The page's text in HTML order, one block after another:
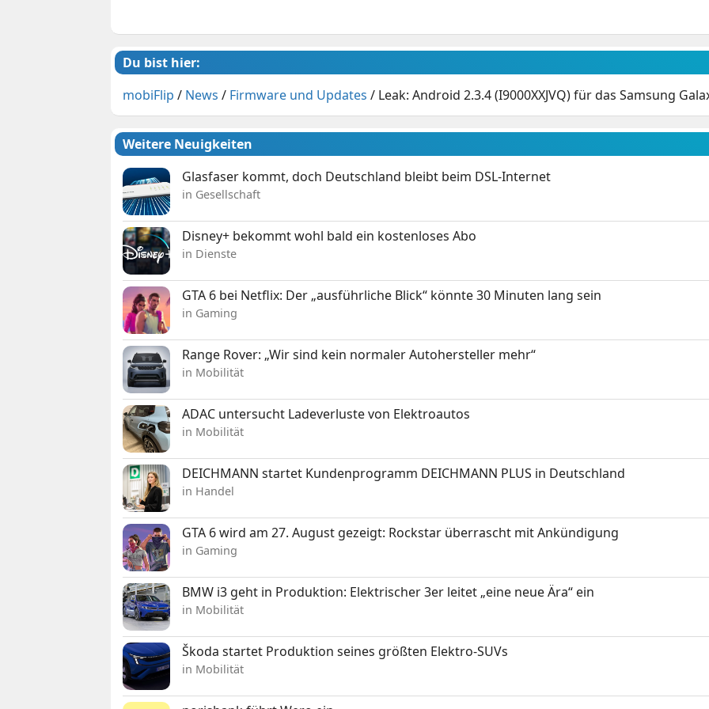
Du bist hier:
mobiFlip / News / Firmware und Updates / Leak: Android 2.3.4 (I9000XXJVQ) für das Samsung
Weitere Neuigkeiten
Glasfaser kommt, doch Deutschland bleibt beim DSL-Internet
in Gesellschaft
Disney+ bekommt wohl bald ein kostenloses Abo
in Dienste
GTA 6 bei Netflix: Der „ausführliche Blick“ könnte 30 Minuten lang sein
in Gaming
Range Rover: „Wir sind kein normaler Autohersteller mehr“
in Mobilität
ADAC untersucht Ladeverluste von Elektroautos
in Mobilität
DEICHMANN startet Kundenprogramm DEICHMANN PLUS in Deutschland
in Handel
GTA 6 wird am 27. August gezeigt: Rockstar überrascht mit Ankündigung
in Gaming
BMW i3 geht in Produktion: Elektrischer 3er leitet „eine neue Ära“ ein
in Mobilität
Škoda startet Produktion seines größten Elektro-SUVs
in Mobilität